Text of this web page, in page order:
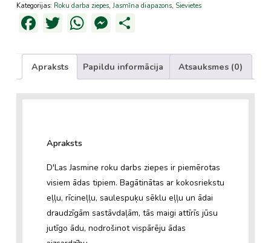
Kategorijas: Roku darba ziepes, Jasmīna diapazons, Sievietes
Facebook
Twitter
WhatsApp
Messenger
Apraksts Papildu informācija Atsauksmes (0)
Apraksts
D'Las Jasmine roku darbs ziepes ir piemērotas
visiem ādas tipiem. Bagātinātas ar kokosriekstu
eļļu, rīcineļļu, saulespuķu sēklu eļļu un ādai
draudzīgām sastāvdaļām, tās maigi attīrīs jūsu
jutīgo ādu, nodrošinot vispārēju ādas